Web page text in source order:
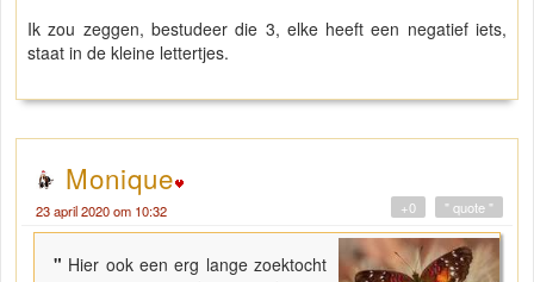
Ik zou zeggen, bestudeer die 3, elke heeft een negatief iets,
staat in de kleine lettertjes.
Monique
23 april 2020 om 10:32 " quote "
+0
" Hier ook een erg lange zoektocht